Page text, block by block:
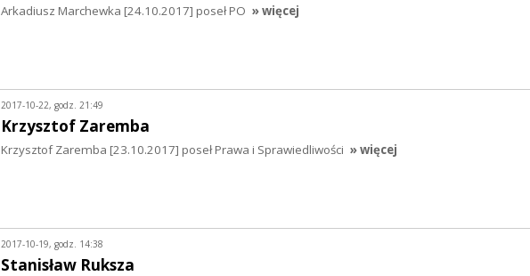
Arkadiusz Marchewka [24.10.2017] poseł PO » więcej
2017-10-22, godz. 21:49
Krzysztof Zaremba
Krzysztof Zaremba [23.10.2017] poseł Prawa i Sprawiedliwości » więcej
2017-10-19, godz. 14:38
Stanisław Ruksza